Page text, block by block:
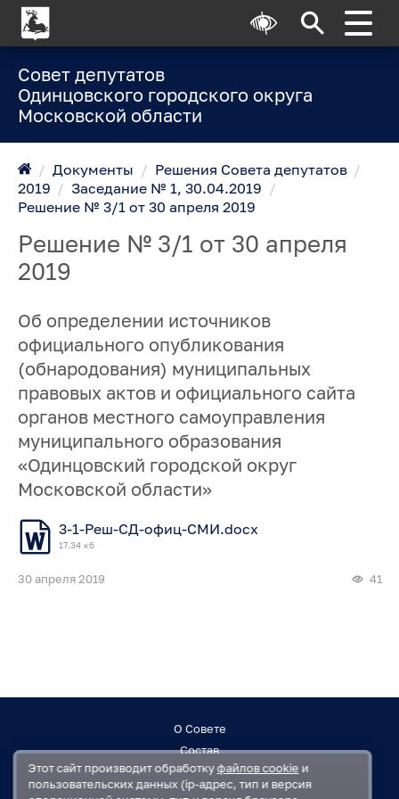
Совет депутатов
Одинцовского городского округа
Московской области
/ Документы / Решения Совета депутатов /
2019
/ Заседание № 1, 30.04.2019
/
Решение № 3/1 от 30 апреля 2019
Решение № 3/1 от 30 апреля
2019
Об определении источников
официального опубликования
(обнародования) муниципальных
правовых актов и официального сайта
органов местного самоуправления
муниципального образования
«Одинцовский городской округ
Московской области»
3-1-Реш-СД-офиц-СМИ.docx
17.34 кб
30 апреля 2019 41
О Совете
Состав
Заседания
Контакты
Этот сайт производит обработкуфайлов cookie и
пользовательских данных (ip-адрес, тип и версия